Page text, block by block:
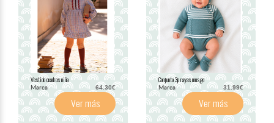
Vestido cuadros niña
Marca 64.30€
Ver más
Conjunto 3p rayas musgo
Marca 31.99€
Ver más